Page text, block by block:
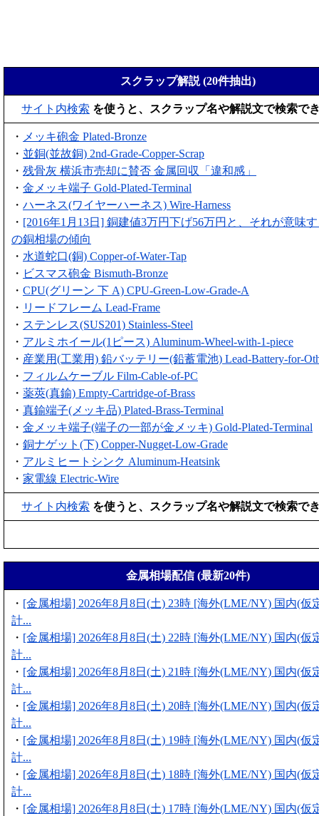
スクラップ解説 (20件抽出)
サイト内検索 を使うと、スクラップ名や解説文で検索で
・ メッキ砲金 Plated-Bronze
・ 並銅(並故銅) 2nd-Grade-Copper-Scrap
・ 残骨灰 横浜市売却に賛否 金属回収「違和感」
・ 金メッキ端子 Gold-Plated-Terminal
・ ハーネス(ワイヤーハーネス) Wire-Harness
・ [2016年1月13日] 銅建値3万円下げ56万円と、それが意味
の銅相場の傾向
・ 水道蛇口(銅) Copper-of-Water-Tap
・ ビスマス砲金 Bismuth-Bronze
・ CPU(グリーン 下 A) CPU-Green-Low-Grade-A
・ リードフレーム Lead-Frame
・ ステンレス(SUS201) Stainless-Steel
・ アルミホイール(1ピース) Aluminum-Wheel-with-1-piece
・ 産業用(工業用) 鉛バッテリー(鉛蓄電池) Lead-Battery-for-
・ フィルムケーブル Film-Cable-of-PC
・ 薬莢(真鍮) Empty-Cartridge-of-Brass
・ 真鍮端子(メッキ品) Plated-Brass-Terminal
・ 金メッキ端子(端子の一部が金メッキ) Gold-Plated-Terminal
・ 銅ナゲット(下) Copper-Nugget-Low-Grade
・ アルミヒートシンク Aluminum-Heatsink
・ 家電線 Electric-Wire
サイト内検索 を使うと、スクラップ名や解説文で検索で
金属相場配信 (最新20件)
・ [金属相場] 2026年8月8日(土) 23時 [海外(LME/NY) 国内(仮
計...
・ [金属相場] 2026年8月8日(土) 22時 [海外(LME/NY) 国内(仮
計...
・ [金属相場] 2026年8月8日(土) 21時 [海外(LME/NY) 国内(仮
計...
・ [金属相場] 2026年8月8日(土) 20時 [海外(LME/NY) 国内(仮
計...
・ [金属相場] 2026年8月8日(土) 19時 [海外(LME/NY) 国内(仮
計...
・ [金属相場] 2026年8月8日(土) 18時 [海外(LME/NY) 国内(仮
計...
・ [金属相場] 2026年8月8日(土) 17時 [海外(LME/NY) 国内(仮